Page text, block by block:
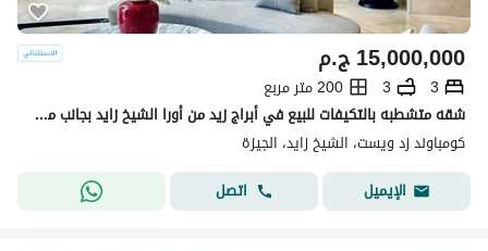
ج.م15,000,000
3
3
200 متر مربع
شقه متشطبه بالتكيفات للبيع في أبراج زيد من أورا الشيخ زايد بجانب مول أركان و هايبر وان
كومباوند زد ويست، الشيخ زايد، الجيزة
الإيميل
اتصل